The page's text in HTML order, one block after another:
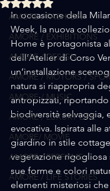
AMORE / FASHION
AMORE / EXHIBITIONS
AMORE / DESIGN
AMORE / MOTORS /
AMORE / MUSIC
AMORE / LUXURY LIFE
AMORE/ MOVIE
AMORE / PERFUME
AMORE / LIFE STORIES
In occasione della
Week, la nuova
Home è protagonista
dell’Atelier di Corso
un’installazione
natura si riappropria
antropizzati,
biodiversità selvaggia,
evocativa. Ispirata alle
giardino in stile
vegetazione rigogliosa
sue forme e colori
elementi misteriosi